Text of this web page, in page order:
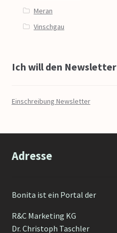
Meran
Vinschgau
Ich will den Newsletter
Einschreibung Newsletter
Adresse
Bonita ist ein Portal der
R&C Marketing KG
Dr. Christoph Taschler